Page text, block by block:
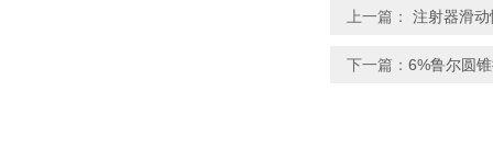
上一篇： 注射器滑
下一篇： 6%鲁尔圆